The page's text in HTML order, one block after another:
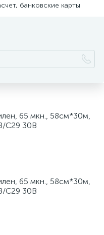
банковские карты
65 мкн., 58см*30м,
С29 30В
65 мкн., 58см*30м,
С29 30В